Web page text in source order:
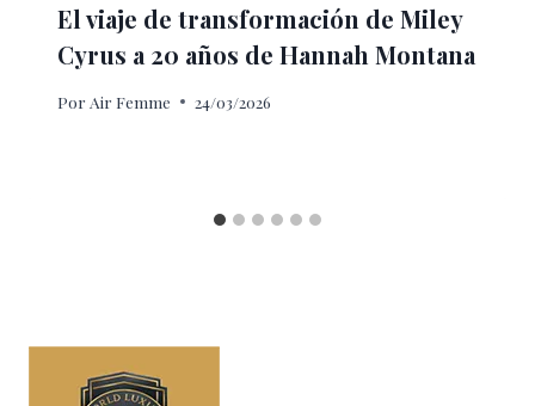
El viaje de transformación de Miley
Cyrus a 20 años de Hannah Montana
Por Air Femme 24/03/2026